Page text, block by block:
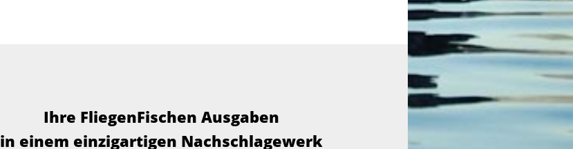
Ihre FliegenFischen Ausgaben
in einem einzigartigen Nachschlagewerk